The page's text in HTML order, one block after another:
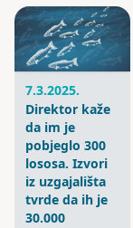
7.3.2025.
Direktor kaže
da im je
pobjeglo 300
lososa. Izvori
iz uzgajališta
tvrde da ih je
30.000